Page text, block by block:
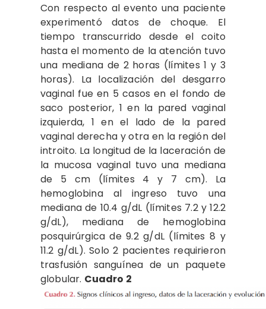
Con respecto al evento una paciente
experimentó datos de choque. El
tiempo transcurrido desde el coito
hasta el momento de la atención tuvo
una mediana de 2 horas (límites 1 y 3
horas). La localización del desgarro
vaginal fue en 5 casos en el fondo de
saco posterior, 1 en la pared vaginal
izquierda, 1 en el lado de la pared
vaginal derecha y otra en la región del
introito. La longitud de la laceración de
la mucosa vaginal tuvo una mediana
de 5 cm (límites 4 y 7 cm). La
hemoglobina al ingreso tuvo una
mediana de 10.4 g/dL (límites 7.2 y 12.2
g/dL), mediana de hemoglobina
posquirúrgica de 9.2 g/dL (límites 8 y
11.2 g/dL). Solo 2 pacientes requirieron
trasfusión sanguínea de un paquete
globular. Cuadro 2